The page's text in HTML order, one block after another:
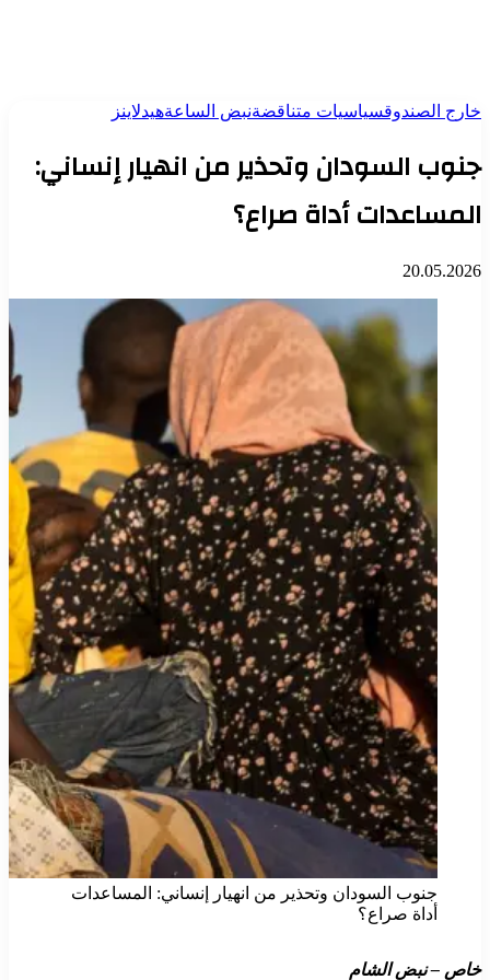
خارج الصندوقسياسيات متناقضةنبض الساعةهيدلاينز
جنوب السودان وتحذير من انهيار إنساني:
المساعدات أداة صراع؟
20.05.2026
جنوب السودان وتحذير من انهيار إنساني: المساعدات
أداة صراع؟
خاص – نبض الشام